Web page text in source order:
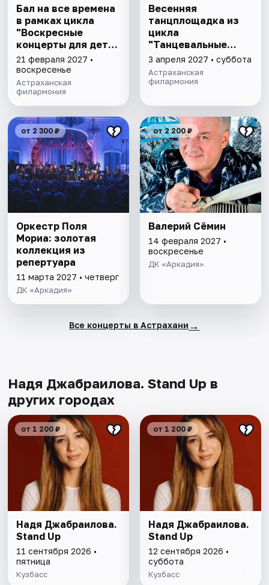
Бал на все времена
в рамках цикла
"Воскресные
концерты для детей
и родителей"
21 февраля 2027 •
воскресенье
Астраханская
филармония
Весенняя
танцплощадка из
цикла
"Танцевальные
вечера"
3 апреля 2027 • суббота
Астраханская
филармония
от 2 300 ₽
Оркестр Поля
Мориа: золотая
коллекция из
репертуара
11 марта 2027 • четверг
ДК «Аркадия»
от 2 200 ₽
Валерий Сёмин
14 февраля 2027 •
воскресенье
ДК «Аркадия»
Все концерты в Астрахани →
Надя Джабраилова. Stand Up в
других городах
от 1 200 ₽
Надя Джабраилова.
Stand Up
11 сентября 2026 •
пятница
Кузбасс
от 1 200 ₽
Надя Джабраилова.
Stand Up
12 сентября 2026 •
суббота
Кузбасс